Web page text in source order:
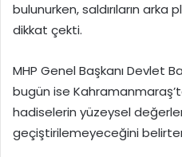
bulunurken, saldırıların arka
dikkat çekti.
MHP Genel Başkanı Devlet
bugün ise
hadiselerin yüzeysel
geçiştirilemeyeceğini